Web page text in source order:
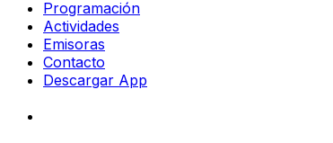
Programación
Actividades
Emisoras
Contacto
Descargar App